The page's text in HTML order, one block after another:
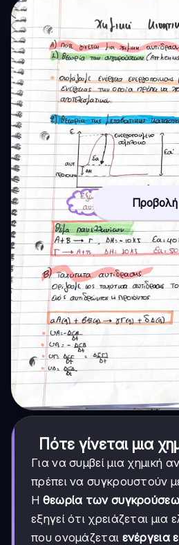
Προβολή
Πότε γίνεται μια
Για να συμβεί μια χημική
πρέπει να συγκρουστούν
Η θεωρία των
εξηγεί ότι χρειάζεται μια
που ονομάζεται ενέργεια